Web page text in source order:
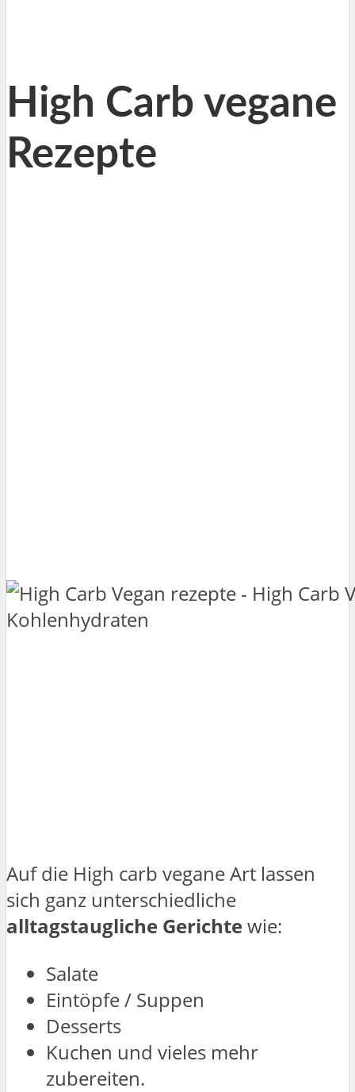
High Carb vegane
Rezepte
Auf die High carb vegane Art lassen
sich ganz unterschiedliche
alltagstaugliche Gerichtewie:
Salate
Eintöpfe / Suppen
Desserts
Kuchen und vieles mehr
zubereiten.